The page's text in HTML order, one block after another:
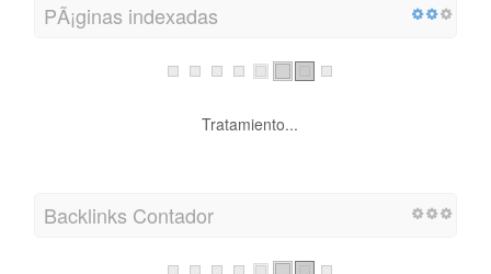
PÃ¡ginas indexadas
Tratamiento...
Backlinks Contador